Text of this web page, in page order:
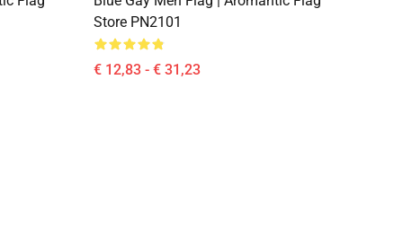
Store PN2101
€ 12,83 - € 31,23